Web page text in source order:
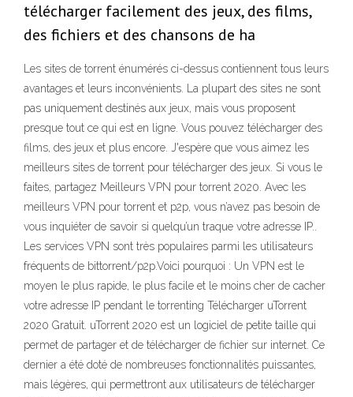
télécharger facilement des jeux, des films,
des fichiers et des chansons de ha
Les sites de torrent énumérés ci-dessus contiennent tous leurs
avantages et leurs inconvénients. La plupart des sites ne sont
pas uniquement destinés aux jeux, mais vous proposent
presque tout ce qui est en ligne. Vous pouvez télécharger des
films, des jeux et plus encore. J'espère que vous aimez les
meilleurs sites de torrent pour télécharger des jeux. Si vous le
faites, partagez Meilleurs VPN pour torrent 2020. Avec les
meilleurs VPN pour torrent et p2p, vous n’avez pas besoin de
vous inquiéter de savoir si quelqu’un traque votre adresse IP..
Les services VPN sont très populaires parmi les utilisateurs
fréquents de bittorrent/p2p.Voici pourquoi : Un VPN est le
moyen le plus rapide, le plus facile et le moins cher de cacher
votre adresse IP pendant le torrenting Télécharger uTorrent
2020 Gratuit. uTorrent 2020 est un logiciel de petite taille qui
permet de partager et de télécharger de fichier sur internet. Ce
dernier a été doté de nombreuses fonctionnalités puissantes,
mais légères, qui permettront aux utilisateurs de télécharger